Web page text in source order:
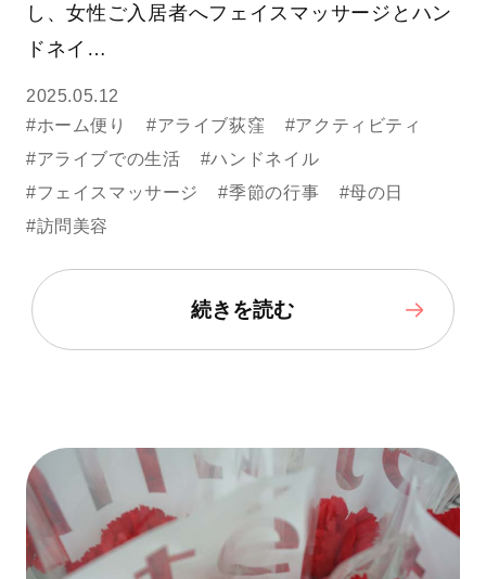
し、女性ご入居者へフェイスマッサージとハン
ドネイ…
2025.05.12
#ホーム便り
#アライブ荻窪
#アクティビティ
#アライブでの生活
#ハンドネイル
#フェイスマッサージ
#季節の行事
#母の日
#訪問美容
続きを読む